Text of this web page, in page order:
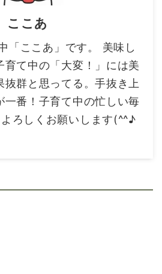
ここあ
「ここあ」です。 美味し
育て中の「大変！」には美
抜群と思ってる。手抜き上
一番！子育て中の忙しい毎
ろしくお願いします(^^♪